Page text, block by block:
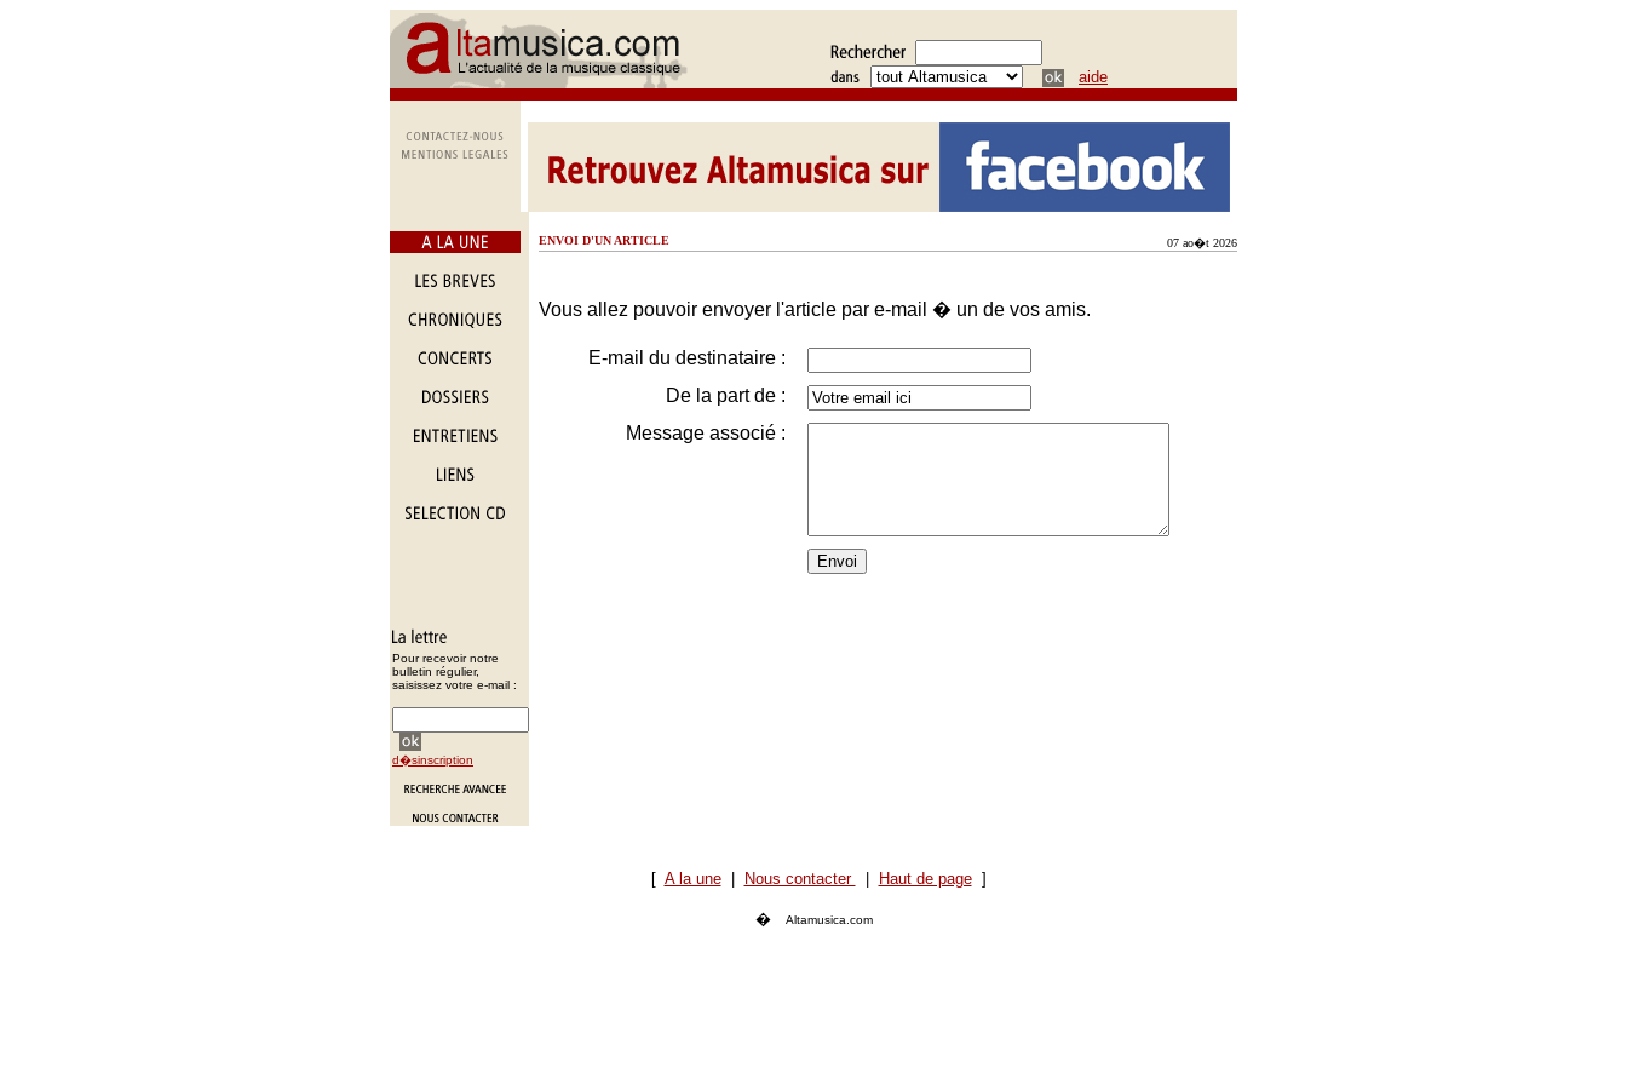
aide
Pour recevoir notre
bulletin régulier,
saisissez votre e-mail :
d�sinscription
ENVOI D'UN ARTICLE 07 ao�t 2026
Vous allez pouvoir envoyer l'article par e-mail � un de vos amis.
E-mail du destinataire :
De la part de :
Message associé :
[ A la une| Nous contacter Haut de page]
� Altamusica.com